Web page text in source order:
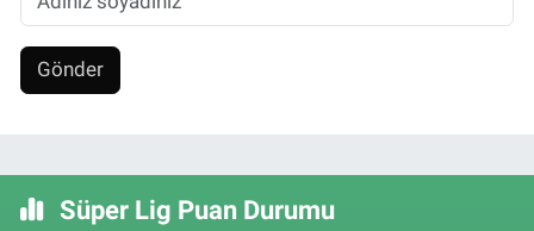
Gönder
Süper Lig Puan Durumu